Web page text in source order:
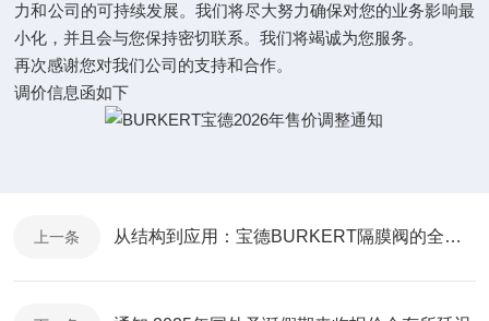
力和公司的可持续发展。我们将尽大努力确保对您的业务影响最
小化，并且会与您保持密切联系。我们将竭诚为您服务。
再次感谢您对我们公司的支持和合作。
调价信息函如下
上一条 从结构到应用：宝德BURKERT隔膜阀的全面解析